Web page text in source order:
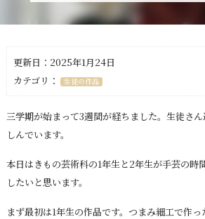
更新日：2025年1月24日
カテゴリ：
生徒の作品
三学期が始まって3週間が経ちました。生徒さ
しんでいます。
本日はきもの芸術科の1年生と2年生が手芸の時
したいと思います。
まず最初は1年生の作品です。つまみ細工で作